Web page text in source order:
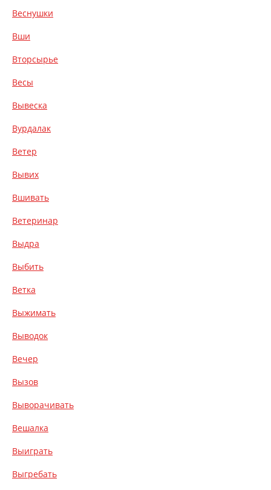
Веснушки
Вши
Вторсырье
Весы
Вывеска
Вурдалак
Ветер
Вывих
Вшивать
Ветеринар
Выдра
Выбить
Ветка
Выжимать
Выводок
Вечер
Вызов
Выворачивать
Вешалка
Выиграть
Выгребать